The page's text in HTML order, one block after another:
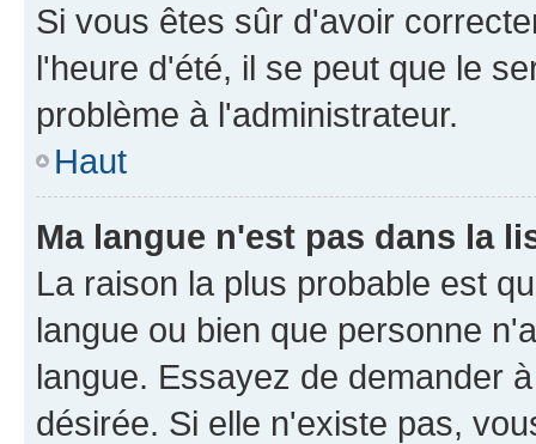
Si vous êtes sûr d'avoir
l'heure d'été, il se peut que le
problème à l'administrateur.
Haut
Ma langue n'est pas dans la
La raison la plus probable est
langue ou bien que personne
langue. Essayez de demander
désirée. Si elle n'existe pas,